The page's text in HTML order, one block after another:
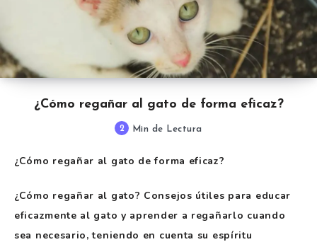
¿Cómo regañar al gato de forma eficaz?
2 Min de Lectura
¿Cómo regañar al gato de forma eficaz?
¿Cómo regañar al gato? Consejos útiles para educar
eficazmente al gato y aprender a regañarlo cuando
sea necesario, teniendo en cuenta su espíritu